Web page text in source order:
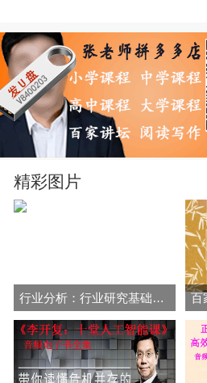
精彩图片
行业分析：行业研究基础与提高大专题